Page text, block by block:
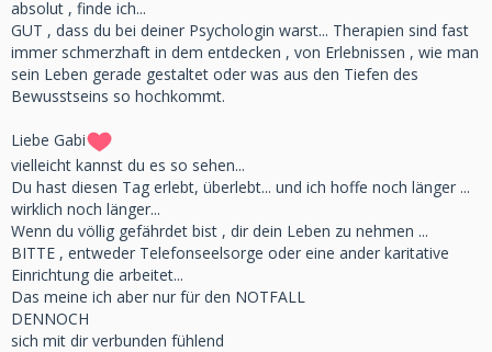
absolut , finde ich...
GUT , dass du bei deiner Psychologin warst... Therapien sind fast
immer schmerzhaft in dem entdecken , von Erlebnissen , wie man
sein Leben gerade gestaltet oder was aus den Tiefen des
Bewusstseins so hochkommt.
Liebe Gabi
vielleicht kannst du es so sehen...
Du hast diesen Tag erlebt, überlebt... und ich hoffe noch länger ...
wirklich noch länger...
Wenn du völlig gefährdet bist , dir dein Leben zu nehmen ...
BITTE , entweder Telefonseelsorge oder eine ander karitative
Einrichtung die arbeitet...
Das meine ich aber nur für den NOTFALL
DENNOCH
sich mit dir verbunden fühlend